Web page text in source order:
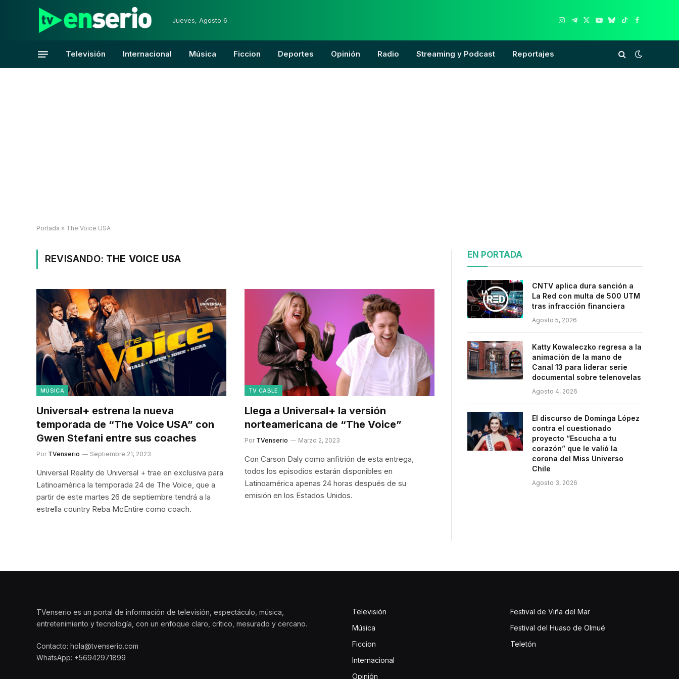
Jueves, Agosto 6
Instagram
Telegram
X
YouTube
Bluesky
TikTokFacebook
Televisión Internacional Música Ficcion Deportes Opinión Radio Streaming y Podcast Reportajes
Portada » The Voice USA
REVISANDO: THE VOICE USA
MÚSICA
Universal+ estrena la nueva
temporada de “The Voice USA” con
Gwen Stefani entre sus coaches
Por TVenserio Septiembre 21, 2023
Universal Reality de Universal + trae en exclusiva para
Latinoamérica la temporada 24 de The Voice, que a
partir de este martes 26 de septiembre tendrá a la
estrella country Reba McEntire como coach.
TV CABLE
Llega a Universal+ la versión
norteamericana de “The Voice”
Por TVenserio Marzo 2, 2023
Con Carson Daly como anfitrión de esta entrega,
todos los episodios estarán disponibles en
Latinoamérica apenas 24 horas después de su
emisión en los Estados Unidos.
EN PORTADA
CNTV aplica dura sanción a
La Red con multa de 500 UTM
tras infracción financiera
Agosto 5, 2026
Katty Kowaleczko regresa a la
animación de la mano de
Canal 13 para liderar serie
documental sobre telenovelas
Agosto 4, 2026
El discurso de Dominga López
contra el cuestionado
proyecto “Escucha a tu
corazón” que le valió la
corona del Miss Universo
Chile
Agosto 3, 2026
TVenserio es un portal de información de televisión, espectáculo, música,
entretenimiento y tecnología, con un enfoque claro, crítico, mesurado y cercano.
Contacto: hola@tvenserio.com
WhatsApp: +56942971899
Televisión
Música
Ficcion
Internacional
Opinión
Festival de Viña del Mar
Festival del Huaso de Olmué
Teletón